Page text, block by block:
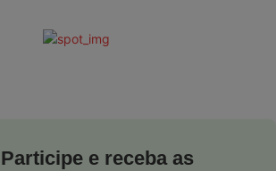
Participe e receba as